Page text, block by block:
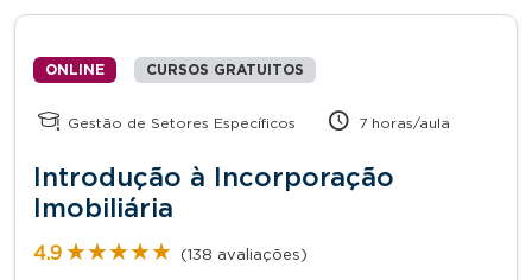
ONLINE CURSOS GRATUITOS
Gestão de Setores Específicos 7 horas/aula
Introdução à Incorporação
Imobiliária
4.9 ★★★★★
★★★★★ (138 avaliações)